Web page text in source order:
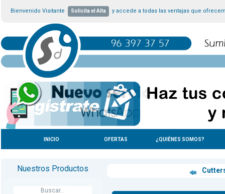
Bienvenido Visitante Solicita el Alta y accede a todas las ventajas que
INICIO OFERTAS ¿QUIÉNES SOMOS?
Nuestros Productos